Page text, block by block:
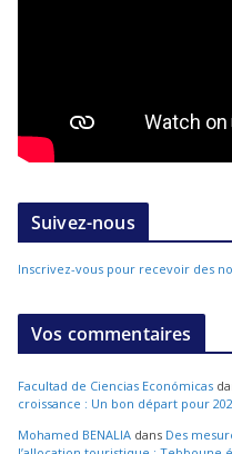
Suivez-nous
Inscrivez-vous pour recevoir des
Vos commentaires
Facultad de Ciencias Económicas
croissance : Un bon départ pour
Mohamed BENALIA dans Des